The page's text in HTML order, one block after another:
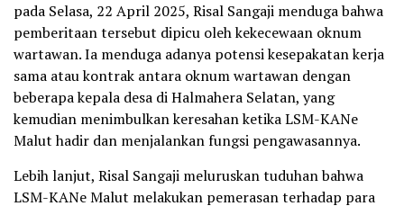
pada Selasa, 22 April 2025, Risal Sangaji menduga bahwa
pemberitaan tersebut dipicu oleh kekecewaan oknum
wartawan. Ia menduga adanya potensi kesepakatan kerja
sama atau kontrak antara oknum wartawan dengan
beberapa kepala desa di Halmahera Selatan, yang
kemudian menimbulkan keresahan ketika LSM-KANe
Malut hadir dan menjalankan fungsi pengawasannya.
Lebih lanjut, Risal Sangaji meluruskan tuduhan bahwa
LSM-KANe Malut melakukan pemerasan terhadap para